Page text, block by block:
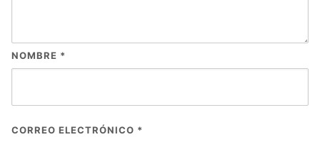
NOMBRE *
CORREO ELECTRÓNICO *